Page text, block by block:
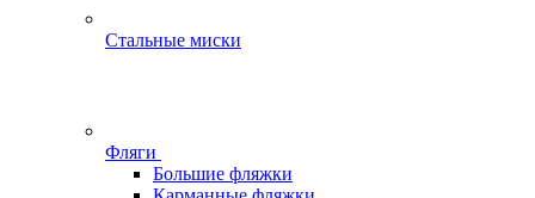
Стальные миски
Фляги
Большие фляжки